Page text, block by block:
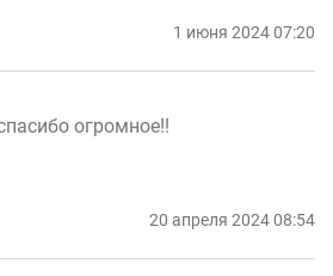
1 июня 2024 07:20
огромное!!
20 апреля 2024 08:54